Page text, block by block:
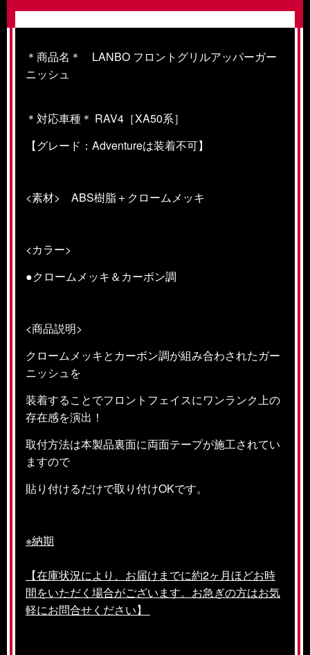
＊商品名＊ LANBO フロントグリルアッパーガー
ニッシュ
＊対応車種＊ RAV4［XA50系］
【グレード： Adventureは装着不可】
<素材> ABS樹脂＋クロームメッキ
<カラー>
●クロームメッキ＆カーボン調
<商品説明>
クロームメッキとカーボン調が組み合わされたガー
ニッシュを
装着することでフロントフェイスにワンランク上の
存在感を演出！
取付方法は本製品裏面に両面テープが施工されてい
ますので
貼り付けるだけで取り付けOKです。
※納期
【在庫状況により、お届けまでに約2ヶ月ほどお時
間をいただく場合がございます。お急ぎの方はお気
軽にお問合せください】